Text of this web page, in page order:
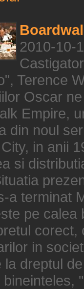
2010-10-
Terence
Oscar
Empire,
din noul
in anii
si
a terminat
pe calea
corect,
in
la dreptul
bineinteles,